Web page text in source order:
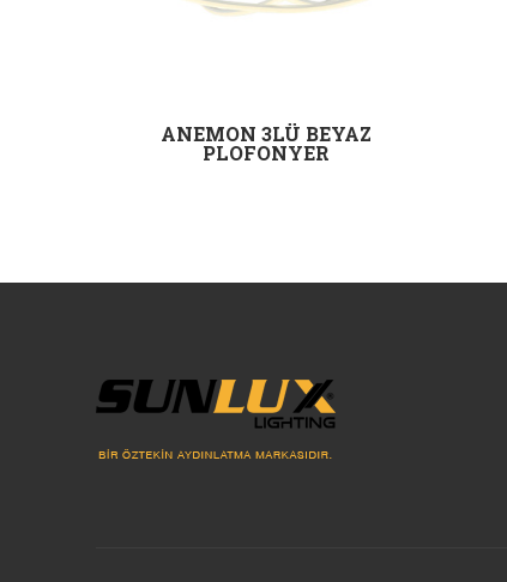
ANEMON 3LÜ BEYAZ
PLOFONYER